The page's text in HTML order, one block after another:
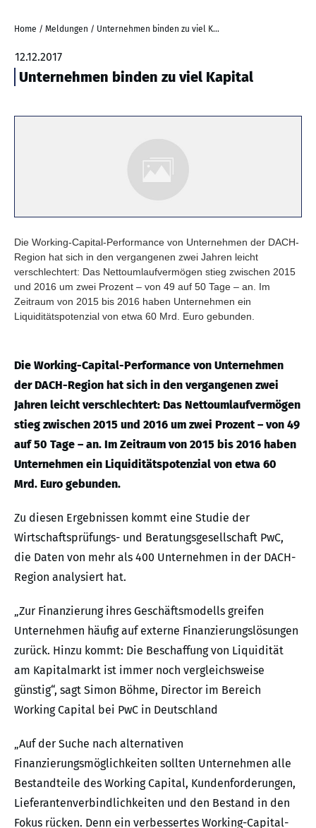
Home / Meldungen / Unternehmen binden zu viel Kapital
12.12.2017
Unternehmen binden zu viel Kapital
Die Working-Capital-Performance von Unternehmen der DACH-
Region hat sich in den vergangenen zwei Jahren leicht
verschlechtert: Das Nettoumlaufvermögen stieg zwischen 2015
und 2016 um zwei Prozent – von 49 auf 50 Tage – an. Im
Zeitraum von 2015 bis 2016 haben Unternehmen ein
Liquiditätspotenzial von etwa 60 Mrd. Euro gebunden.
Die Working-Capital-Performance von Unternehmen
der DACH-Region hat sich in den vergangenen zwei
Jahren leicht verschlechtert: Das Nettoumlaufvermögen
stieg zwischen 2015 und 2016 um zwei Prozent – von 49
auf 50 Tage – an. Im Zeitraum von 2015 bis 2016 haben
Unternehmen ein Liquiditätspotenzial von etwa 60
Mrd. Euro gebunden.
Zu diesen Ergebnissen kommt eine Studie der
Wirtschaftsprüfungs- und Beratungsgesellschaft PwC,
die Daten von mehr als 400 Unternehmen in der DACH-
Region analysiert hat.
„Zur Finanzierung ihres Geschäftsmodells greifen
Unternehmen häufig auf externe Finanzierungslösungen
zurück. Hinzu kommt: Die Beschaffung von Liquidität
am Kapitalmarkt ist immer noch vergleichsweise
günstig“, sagt Simon Böhme, Director im Bereich
Working Capital bei PwC in Deutschland
„Auf der Suche nach alternativen
Finanzierungsmöglichkeiten sollten Unternehmen alle
Bestandteile des Working Capital, Kundenforderungen,
Lieferantenverbindlichkeiten und den Bestand in den
Fokus rücken. Denn ein verbessertes Working-Capital-